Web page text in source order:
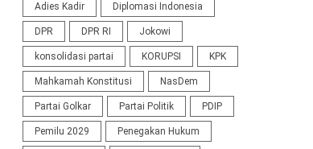
Adies Kadir Diplomasi Indonesia
DPR DPR RI Jokowi
konsolidasi partai KORUPSI KPK
Mahkamah Konstitusi NasDem
Partai Golkar Partai Politik PDIP
Pemilu 2029 Penegakan Hukum